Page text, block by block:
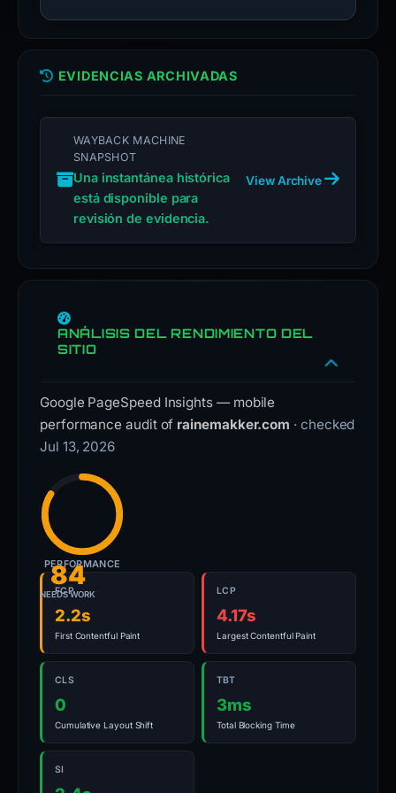
EVIDENCIAS ARCHIVADAS
WAYBACK MACHINE
SNAPSHOT
Una instantánea histórica
está disponible para
revisión de evidencia.
View Archive
ANÁLISIS DEL RENDIMIENTO DEL
SITIO
Google PageSpeed Insights — mobile
performance audit of rainemakker.com · checked
Jul 13, 2026
84
NEEDS WORK
PERFORMANCE
FCP
2.2s
First Contentful Paint
LCP
4.17s
Largest Contentful Paint
CLS
0
Cumulative Layout Shift
TBT
3ms
Total Blocking Time
SI